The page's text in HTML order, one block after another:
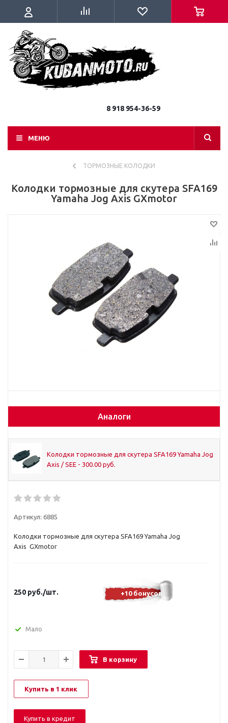
8 918 954-36-59
МЕНЮ
ТОРМОЗНЫЕ КОЛОДКИ
Колодки тормозные для скутера SFA169
Yamaha Jog Axis GXmotor
Аналоги
Колодки тормозные для скутера SFA169 Yamaha Jog
Axis / SEE - 300.00 руб.
Артикул: 6885
Колодки тормозные для скутера SFA169 Yamaha Jog
Axis GXmotor
250 руб./шт. +10 бонусов
Мало
В корзину
Купить в 1 клик
Купить в кредит